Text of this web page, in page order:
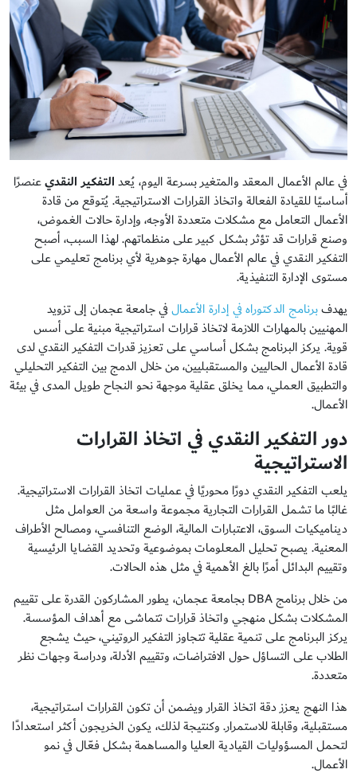
في عالم الأعمال المعقد والمتغير بسرعة اليوم، يُعدالتفكير النقديعنصرًا
أساسيًا للقيادة الفعالة واتخاذ القرارات الاستراتيجية. يُتوقع من قادة
الأعمال التعامل مع مشكلات متعددة الأوجه، وإدارة حالات الغموض،
وصنع قرارات قد تؤثر بشكل كبير على منظماتهم. لهذا السبب، أصبح
التفكير النقدي في عالم الأعمال مهارة جوهرية لأي برنامج تعليمي على
مستوى الإدارة التنفيذية.
يهدفبرنامج الدكتوراه في إدارة الأعمالفي جامعة عجمان إلى تزويد
المهنيين بالمهارات اللازمة لاتخاذ قرارات استراتيجية مبنية على أسس
قوية. يركز البرنامج بشكل أساسي على تعزيز قدرات التفكير النقدي لدى
قادة الأعمال الحاليين والمستقبليين، من خلال الدمج بين التفكير التحليلي
والتطبيق العملي، مما يخلق عقلية موجهة نحو النجاح طويل المدى في بيئة
الأعمال.
دور التفكير النقدي في اتخاذ القرارات
الاستراتيجية
يلعب التفكير النقدي دورًا محوريًا في عمليات اتخاذ القرارات الاستراتيجية.
غالبًا ما تشمل القرارات التجارية مجموعة واسعة من العوامل مثل
ديناميكيات السوق، الاعتبارات المالية، الوضع التنافسي، ومصالح الأطراف
المعنية. يصبح تحليل المعلومات بموضوعية وتحديد القضايا الرئيسية
وتقييم البدائل أمرًا بالغ الأهمية في مثل هذه الحالات.
من خلال برنامج DBA بجامعة عجمان، يطور المشاركون القدرة على تقييم
المشكلات بشكل منهجي واتخاذ قرارات تتماشى مع أهداف المؤسسة.
يركز البرنامج على تنمية عقلية تتجاوز التفكير الروتيني، حيث يشجع
الطلاب على التساؤل حول الافتراضات، وتقييم الأدلة، ودراسة وجهات نظر
متعددة.
هذا النهج يعزز دقة اتخاذ القرار ويضمن أن تكون القرارات استراتيجية،
مستقبلية، وقابلة للاستمرار. وكنتيجة لذلك، يكون الخريجون أكثر استعدادًا
لتحمل المسؤوليات القيادية العليا والمساهمة بشكل فعّال في نمو
الأعمال.